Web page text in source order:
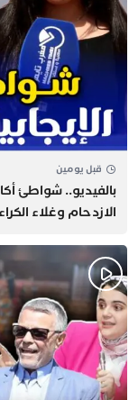
قبل يومين
بالفيديو.. شواطئ
الازدحام وغلاء الكراء